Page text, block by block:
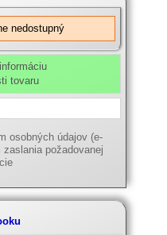
nedostupný
tovaru
osobných údajov (e-
požadovanej